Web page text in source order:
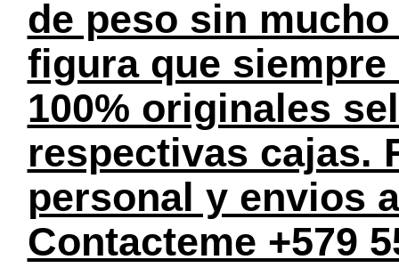
de peso sin
figura que
100% originales
respectivas cajas.
personal y envios
Contacteme +579